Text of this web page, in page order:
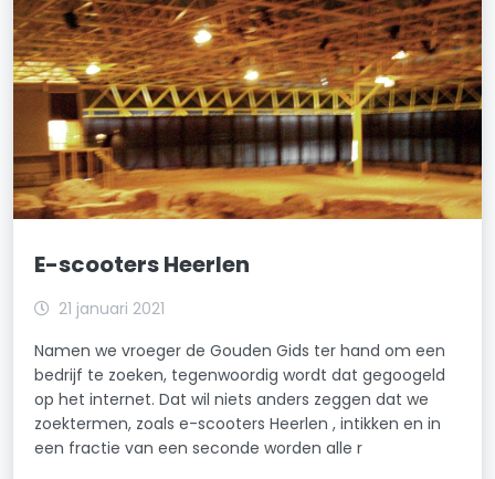
E-scooters Heerlen
21 januari 2021
Namen we vroeger de Gouden Gids ter hand om een
bedrijf te zoeken, tegenwoordig wordt dat gegoogeld
op het internet. Dat wil niets anders zeggen dat we
zoektermen, zoals e-scooters Heerlen , intikken en in
een fractie van een seconde worden alle r